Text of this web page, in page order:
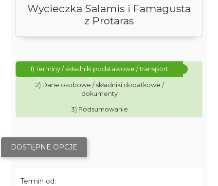
Wycieczka Salamis i Famagusta
z Protaras
1) Terminy / składniki podstawowe / transport
2) Dane osobowe / składniki dodatkowe /
dokumenty
3) Podsumowanie
DOSTĘPNE OPCJE
Termin od: